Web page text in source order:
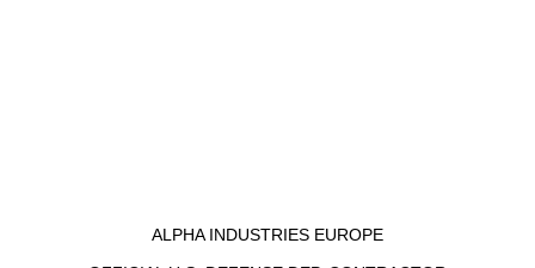
ALPHA INDUSTRIES EUROPE